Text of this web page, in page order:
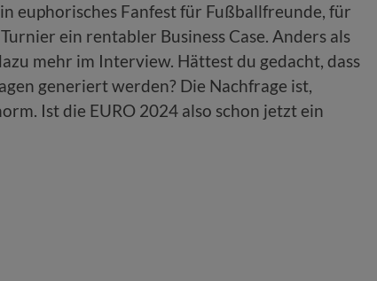
euphorisches Fanfest für Fußballfreunde, für
ein rentabler Business Case. Anders als
mehr im Interview. Hättest du gedacht, dass
generiert werden? Die Nachfrage ist,
Ist die EURO 2024 also schon jetzt ein